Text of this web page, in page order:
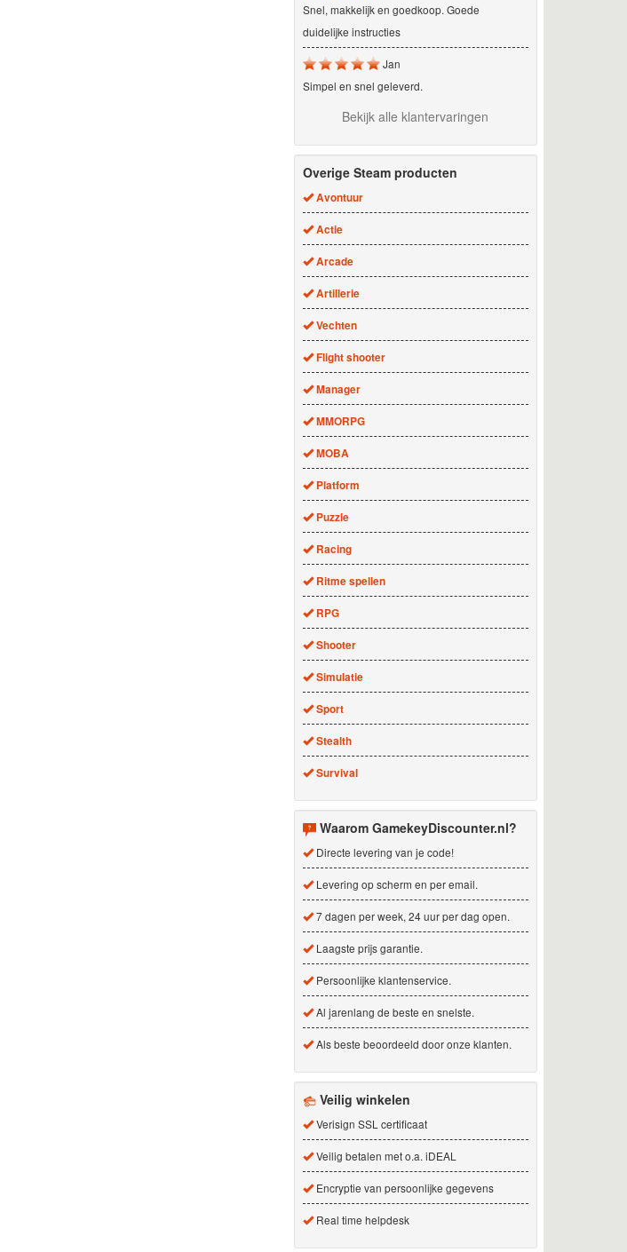
Snel, makkelijk en goedkoop. Goede
duidelijke instructies
Jan
Simpel en snel geleverd.
Bekijk alle klantervaringen
Overige Steam producten
Avontuur
Actie
Arcade
Artillerie
Vechten
Flight shooter
Manager
MMORPG
MOBA
Platform
Puzzle
Racing
Ritme spellen
RPG
Shooter
Simulatie
Sport
Stealth
Survival
Waarom GamekeyDiscounter.nl?
Directe levering van je code!
Levering op scherm en per email.
7 dagen per week, 24 uur per dag open.
Laagste prijs garantie.
Persoonlijke klantenservice.
Al jarenlang de beste en snelste.
Als beste beoordeeld door onze klanten.
Veilig winkelen
Verisign SSL certificaat
Veilig betalen met o.a. iDEAL
Encryptie van persoonlijke gegevens
Real time helpdesk